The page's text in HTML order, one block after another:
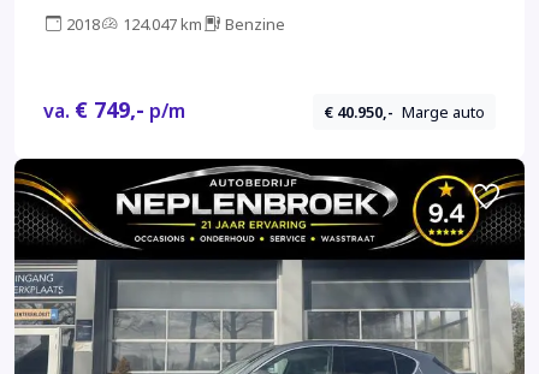
2018 124.047 km Benzine
va. € 749,- p/m € 40.950,- Marge auto